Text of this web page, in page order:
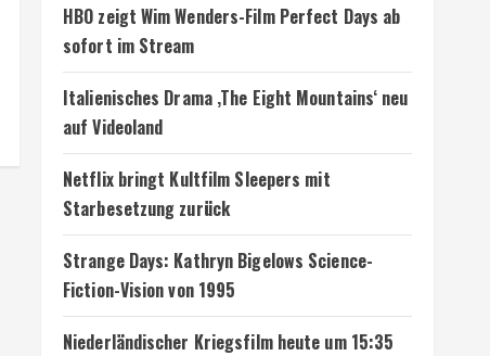
HBO zeigt Wim Wenders-Film Perfect Days ab
sofort im Stream
Italienisches Drama ‚The Eight Mountains‘ neu
auf Videoland
Netflix bringt Kultfilm Sleepers mit
Starbesetzung zurück
Strange Days: Kathryn Bigelows Science-
Fiction-Vision von 1995
Niederländischer Kriegsfilm heute um 15:35